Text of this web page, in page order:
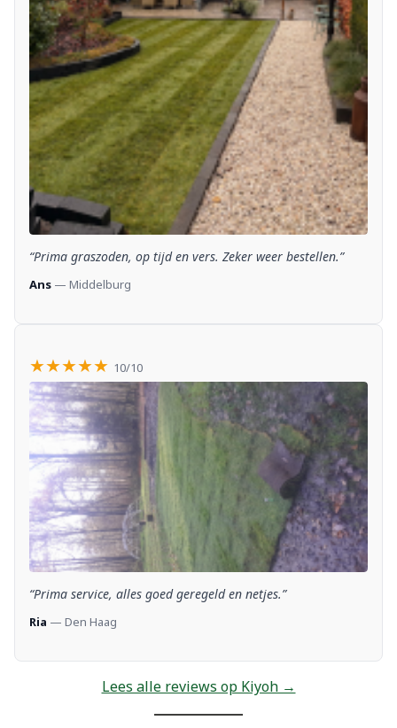
“Prima graszoden, op tijd en vers. Zeker weer bestellen.”
Ans — Middelburg
★★★★★ 10/10
“Prima service, alles goed geregeld en netjes.”
Ria — Den Haag
Lees alle reviews op Kiyoh →